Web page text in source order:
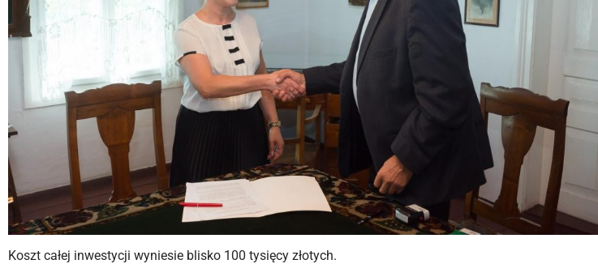
Koszt całej inwestycji wyniesie blisko 100 tysięcy złotych.